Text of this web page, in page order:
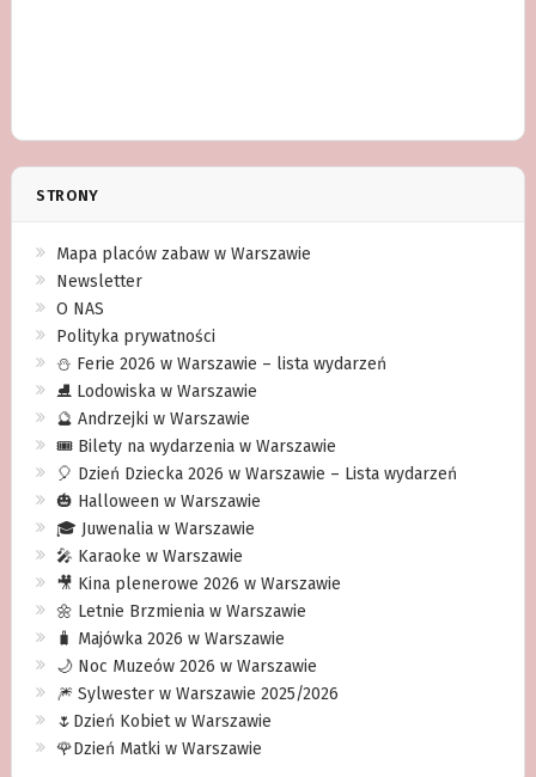
STRONY
Mapa placów zabaw w Warszawie
Newsletter
O NAS
Polityka prywatności
⛄️ Ferie 2026 w Warszawie – lista wydarzeń
⛸ Lodowiska w Warszawie
🔮 Andrzejki w Warszawie
🎟️ Bilety na wydarzenia w Warszawie
🎈 Dzień Dziecka 2026 w Warszawie – Lista wydarzeń
🎃 Halloween w Warszawie
🎓 Juwenalia w Warszawie
🎤 Karaoke w Warszawie
🎥 Kina plenerowe 2026 w Warszawie
🌼 Letnie Brzmienia w Warszawie
🧳 Majówka 2026 w Warszawie
🌙 Noc Muzeów 2026 w Warszawie
🎆 Sylwester w Warszawie 2025/2026
🌷Dzień Kobiet w Warszawie
🌹Dzień Matki w Warszawie